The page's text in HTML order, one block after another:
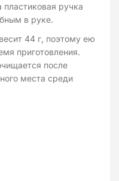
ручка
в руке.
44 г, поэтому ею
приготовления.
после
места среди